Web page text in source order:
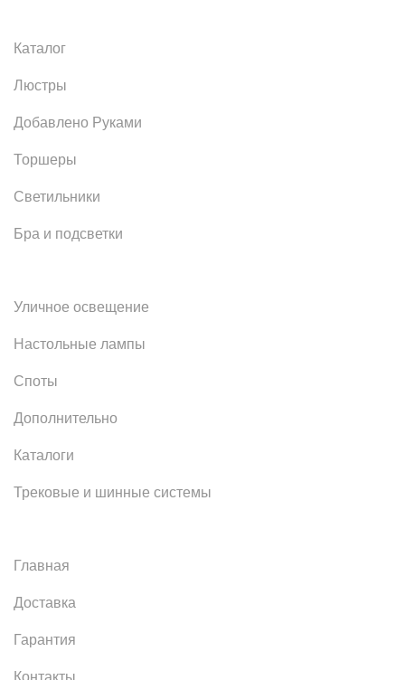
Каталог
Люстры
Добавлено Руками
Торшеры
Светильники
Бра и подсветки
Уличное освещение
Настольные лампы
Споты
Дополнительно
Каталоги
Трековые и шинные системы
Главная
Доставка
Гарантия
Контакты